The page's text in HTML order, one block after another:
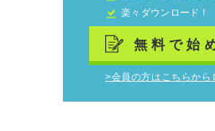
楽々ダウンロード！
無料で始
>会員の方はこちらから